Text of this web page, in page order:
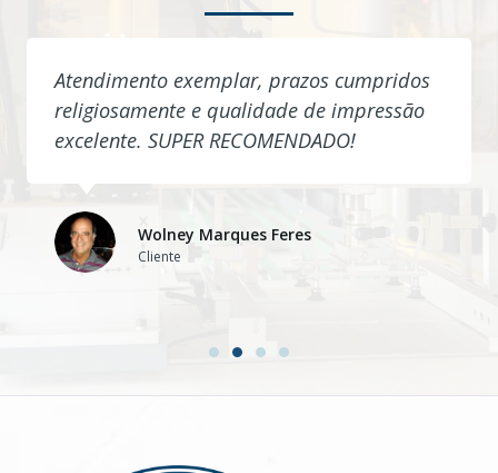
Atendimento exemplar, prazos cumpridos
religiosamente e qualidade de impressão
excelente. SUPER RECOMENDADO!
Wolney Marques Feres
Cliente